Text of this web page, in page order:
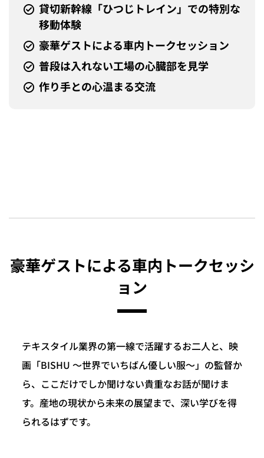
貸切新幹線「ひつじトレイン」での特別な
移動体験
豪華ゲストによる車内トークセッション
普段は入れない工場の心臓部を見学
作り手との心温まる交流
豪華ゲストによる車内トークセッシ
ョン
テキスタイル業界の第一線で活躍するお二人と、映
画「BISHU 〜世界でいちばん優しい服〜」の監督か
ら、ここだけでしか聞けない貴重なお話が聞けま
す。産地の現状から未来の展望まで、深い学びを得
られるはずです。